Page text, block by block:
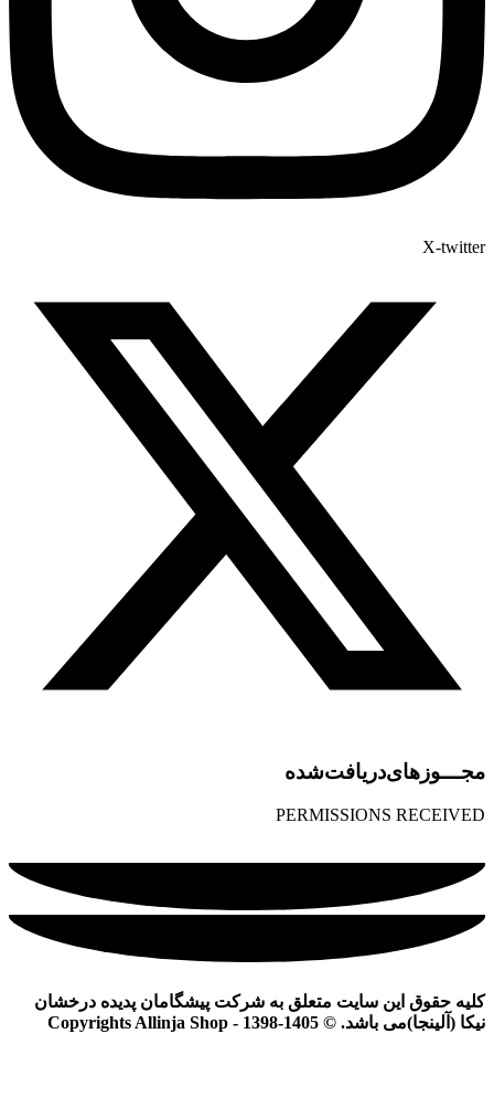
X-twitter
مجـــوز‌های‌دریافت‌شده
PERMISSIONS RECEIVED
کلیه حقوق این سایت متعلق به شرکت پیشگامان پدیده درخشان
نیکا (آلینجا)می باشد. © Copyrights Allinja Shop - 1398-1405